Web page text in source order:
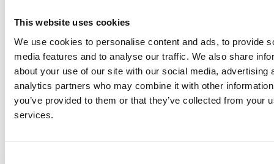
This website uses cookies
We use cookies to personalise content and ads, to provide
media features and to analyse our traffic. We also share
about your use of our site with our social media, advertising
analytics partners who may combine it with other
you’ve provided to them or that they’ve collected from your
services.
Onderwijskundige, NSPOH
Nienke Zevenbergen
Opleider/adviseur NSPOH
Bekijk ook